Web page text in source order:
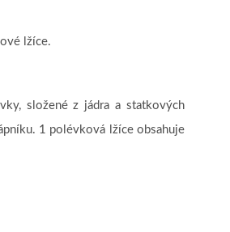
lžíce.
složené z jádra a statkových
1 polévková lžíce obsahuje